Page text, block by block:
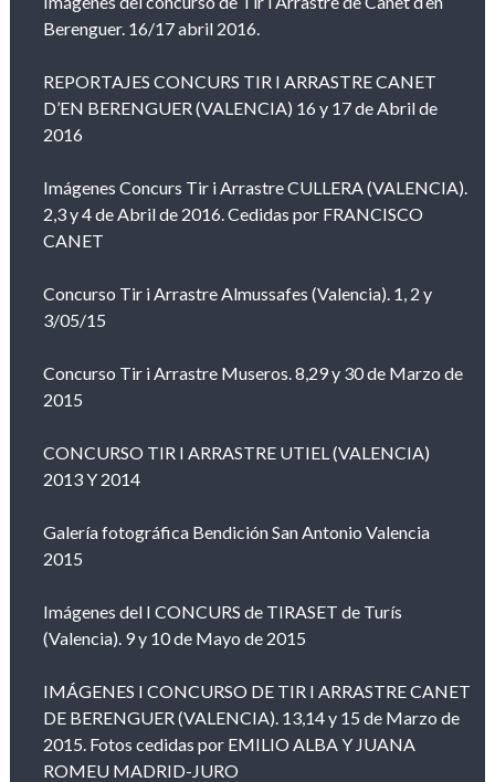
Berenguer. 16/17 abril 2016.
REPORTAJES CONCURS TIR I ARRASTRE CANET
D’EN BERENGUER (VALENCIA) 16 y 17 de Abril de
2016
Imágenes Concurs Tir i Arrastre CULLERA (VALENCIA).
2,3 y 4 de Abril de 2016. Cedidas por FRANCISCO
CANET
Concurso Tir i Arrastre Almussafes (Valencia). 1, 2 y
3/05/15
Concurso Tir i Arrastre Museros. 8,29 y 30 de Marzo de
2015
CONCURSO TIR I ARRASTRE UTIEL (VALENCIA)
2013 Y 2014
Galería fotográfica Bendición San Antonio Valencia
2015
Imágenes del I CONCURS de TIRASET de Turís
(Valencia). 9 y 10 de Mayo de 2015
IMÁGENES I CONCURSO DE TIR I ARRASTRE CANET
DE BERENGUER (VALENCIA). 13,14 y 15 de Marzo de
2015. Fotos cedidas por EMILIO ALBA Y JUANA
ROMEU MADRID-JURO